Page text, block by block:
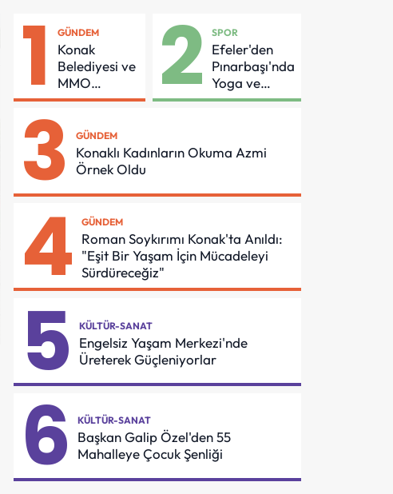
1 GÜNDEM
Konak
Belediyesi ve
MMO
Arasında
Güvenliği İçin
Önemli
Protokol
2 SPOR
Efeler'den
Pınarbaşı'nda
Yoga ve
Pilates
3 GÜNDEM
Konaklı Kadınların Okuma Azmi
Örnek Oldu
4 GÜNDEM
Roman Soykırımı Konak'ta Anıldı:
"Eşit Bir Yaşam İçin Mücadeleyi
Sürdüreceğiz"
5 KÜLTÜR-SANAT
Engelsiz Yaşam Merkezi'nde
Üreterek Güçleniyorlar
6 KÜLTÜR-SANAT
Başkan Galip Özel'den 55
Mahalleye Çocuk Şenliği